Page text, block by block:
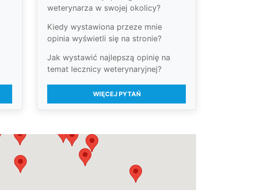
weterynarza w swojej okolicy?
Kiedy wystawiona przeze mnie
opinia wyświetli się na stronie?
Jak wystawić najlepszą opinię na
temat lecznicy weterynaryjnej?
WIĘCEJ PYTAŃ